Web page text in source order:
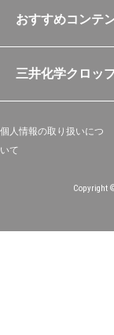
おすすめコンテ
三井化学クロッ
個人情報の取り扱いにつ
いて
Copyright